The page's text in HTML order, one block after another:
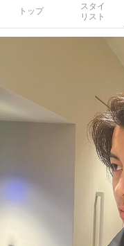
トップ
スタイ
リスト